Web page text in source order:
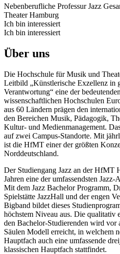
Nebenberufliche Professur Jazz
Theater Hamburg
Ich bin interessiert
Ich bin interessiert
Über uns
Die Hochschule für Musik und
Leitbild „Künstlerische Exzellenz in
Verantwortung“ eine der
wissenschaftlichen Hochschulen
aus 60 Ländern prägen den
den Bereichen Musik, Pädagogik,
Kultur- und Medienmanagement.
auf zwei Campus-Standorte. Mit
ist die HfMT einer der größten
Norddeutschland.
Der Studiengang Jazz an der HfMT
Jahren eine der umfassendsten
Mit dem Jazz Bachelor Programm,
Spielstätte JazzHall und der engen
Bigband bildet dieses
höchstem Niveau aus. Die qualitativ
den Bachelor-Studierenden wird vor
Säulen Modell erreicht, in welchem
Hauptfach auch eine umfassende
klassischen Hauptfach stattfindet.